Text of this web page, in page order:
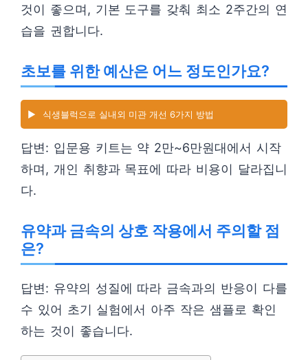
것이 좋으며, 기본 도구를 갖춰 최소 2주간의 연
습을 권합니다.
초보를 위한 예산은 어느 정도인가요?
▶️ 식생블럭으로 실내외 미관 개선 6가지 방법
답변: 입문용 키트는 약 2만~6만원대에서 시작
하며, 개인 취향과 목표에 따라 비용이 달라집니
다.
유약과 금속의 상호 작용에서 주의할 점
은?
답변: 유약의 성질에 따라 금속과의 반응이 다를
수 있어 초기 실험에서 아주 작은 샘플로 확인
하는 것이 좋습니다.